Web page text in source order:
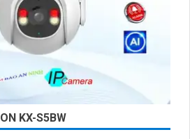
KX-S5BW